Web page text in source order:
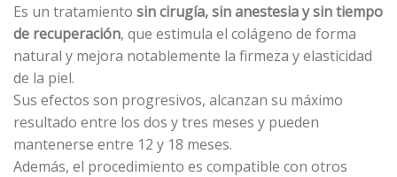
Es un tratamiento sin cirugía, sin anestesia y sin tiempo
de recuperación, que estimula el colágeno de forma
natural y mejora notablemente la firmeza y elasticidad
de la piel.
Sus efectos son progresivos, alcanzan su máximo
resultado entre los dos y tres meses y pueden
mantenerse entre 12 y 18 meses.
Además, el procedimiento es compatible con otros